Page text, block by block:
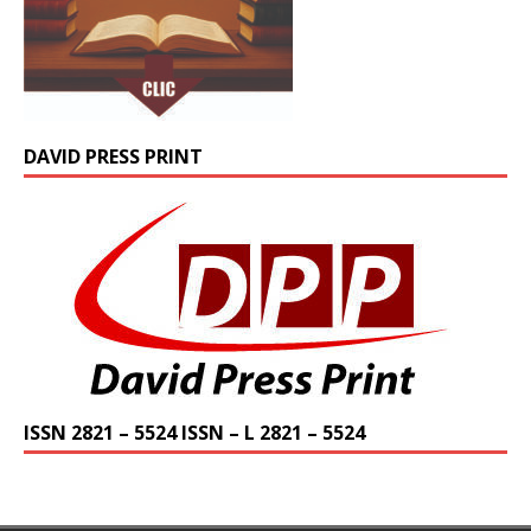
DAVID PRESS PRINT
ISSN 2821 – 5524 ISSN – L 2821 – 5524